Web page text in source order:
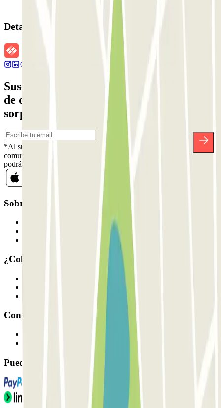
Detalles de la reserva
Suscríbete a nuestra newsletter y entérate
de descuentos, sorteos y otras muchas
sorpresas.
*Al suscribirte aceptas nuestra Política de Privacidad para recibir
comunicaciones comerciales de Parclick. Sin ningún compromiso,
podrás darte de baja cuando quieras en la misma newsletter.
Sobre Parclick
¿Colaboramos?
Contacto
Puedes utilizar estos métodos de pago: